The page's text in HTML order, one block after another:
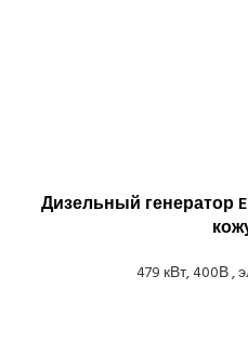
Дизельный генератор
479 кВт, 400В ,